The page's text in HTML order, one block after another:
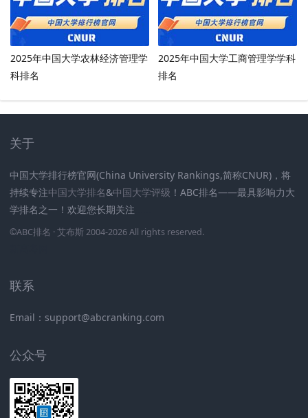
2025年中国大学农林经济管理学
科排名
2025年中国大学工商管理学学科
排名
关于
中国大学排行榜官网(China University Rankings,简称CNUR)，将
持续专注中国大学排名&中国大学评级 ！ABC排名——最具影响力大
学排名之一！欢迎您长期关注
©ABC排名 · 艾布斯 2004-2026 All rights reserved.
联系
Email：support@abcranking.com
公众号